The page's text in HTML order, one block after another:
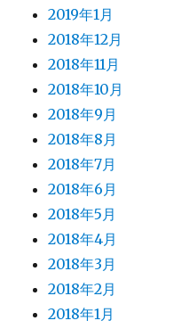
2019年1月
2018年12月
2018年11月
2018年10月
2018年9月
2018年8月
2018年7月
2018年6月
2018年5月
2018年4月
2018年3月
2018年2月
2018年1月